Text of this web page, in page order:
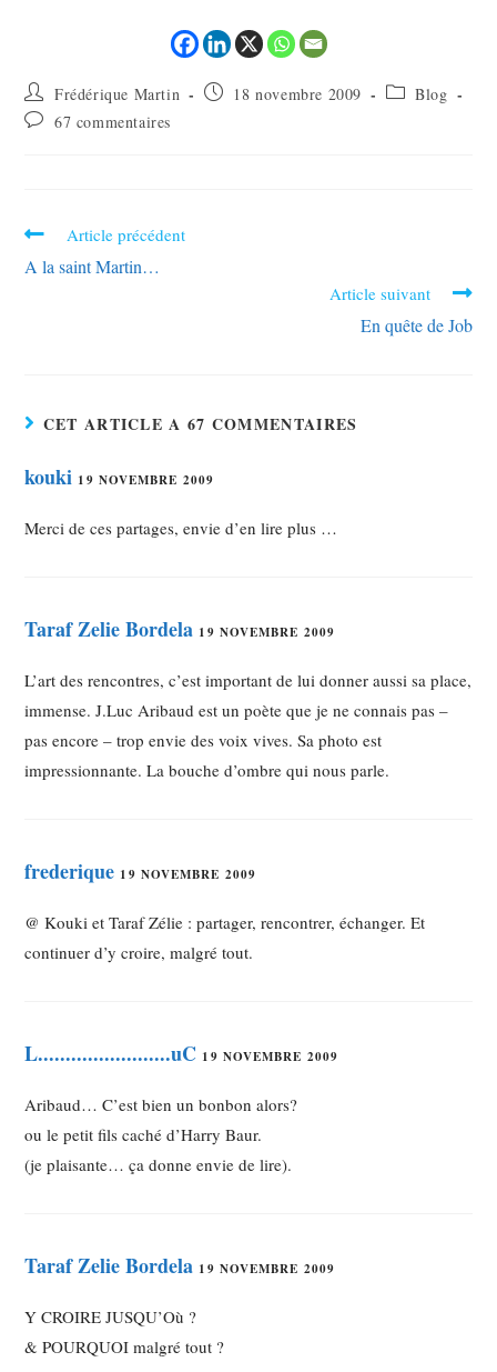
Frédérique Martin 18 novembre 2009
Blog
67 commentaires
Article précédent
A la saint Martin…
Article suivant
En quête de Job
CET ARTICLE A 67 COMMENTAIRES
kouki 19 NOVEMBRE 2009
Merci de ces partages, envie d’en lire plus …
Taraf Zelie Bordela 19 NOVEMBRE 2009
L’art des rencontres, c’est important de lui donner aussi sa place,
immense. J.Luc Aribaud est un poète que je ne connais pas –
pas encore – trop envie des voix vives. Sa photo est
impressionnante. La bouche d’ombre qui nous parle.
frederique 19 NOVEMBRE 2009
@ Kouki et Taraf Zélie : partager, rencontrer, échanger. Et
continuer d’y croire, malgré tout.
L........................uC 19 NOVEMBRE 2009
Aribaud… C’est bien un bonbon alors?
ou le petit fils caché d’Harry Baur.
(je plaisante… ça donne envie de lire).
Taraf Zelie Bordela 19 NOVEMBRE 2009
Y CROIRE JUSQU’Où ?
& POURQUOI malgré tout ?